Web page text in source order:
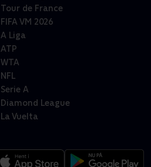
Tour de France
FIFA VM 2026
A Liga
ATP
WTA
NFL
Serie A
Diamond League
La Vuelta